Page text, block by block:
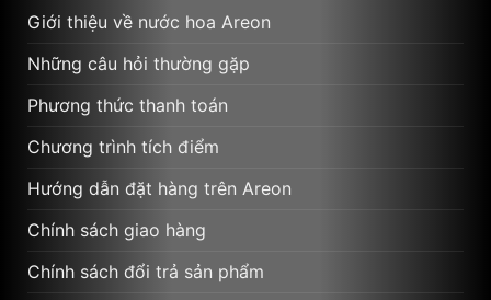
Giới thiệu về nước hoa Areon
Những câu hỏi thường gặp
Phương thức thanh toán
Chương trình tích điểm
Hướng dẫn đặt hàng trên Areon
Chính sách giao hàng
Chính sách đổi trả sản phẩm